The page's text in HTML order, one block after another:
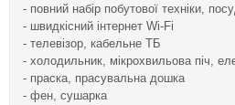
- повний набір побутової техніки,
- швидкісний інтернет Wi-Fi
- телевізор, кабельне ТБ
- холодильник, мікрохвильова піч,
- праска, прасувальна дошка
- фен, сушарка